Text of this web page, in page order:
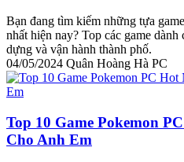
Bạn đang tìm kiếm những tựa
nhất hiện nay? Top các game
dựng và vận hành thành phố.
04/05/2024 Quân Hoàng Hà PC
Top 10 Game Pokemon
Cho Anh Em